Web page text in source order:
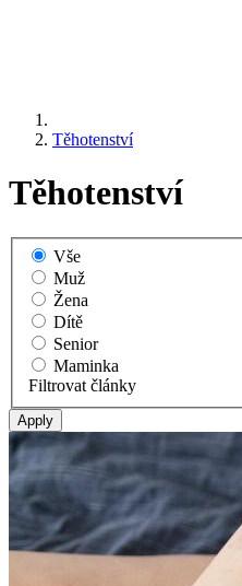
Těhotenství
Těhotenství
Vše
Muž
Žena
Dítě
Senior
Maminka
Filtrovat články